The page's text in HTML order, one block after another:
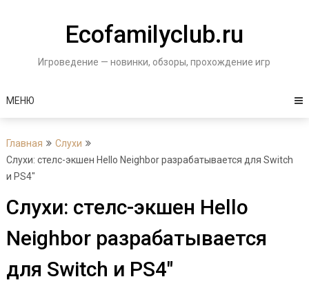
Ecofamilyclub.ru
Игроведение — новинки, обзоры, прохождение игр
МЕНЮ
Главная
Слухи
Слухи: стелс-экшен Hello Neighbor разрабатывается для Switch
и PS4″
Слухи: стелс-экшен Hello
Neighbor разрабатывается
для Switch и PS4″